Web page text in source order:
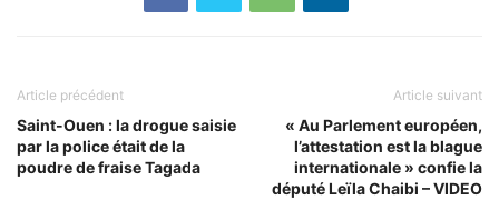
Article précédent
Saint-Ouen : la drogue saisie
par la police était de la
poudre de fraise Tagada
Article suivant
« Au Parlement européen,
l’attestation est la blague
internationale » confie la
député Leïla Chaibi – VIDEO